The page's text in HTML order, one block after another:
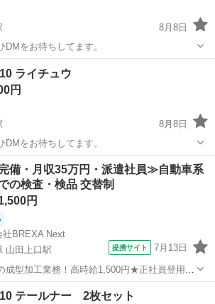
8月8日
をお待ちしてます。
カードゲーム
ライチュウ
円
8月8日
をお待ちしてます。
駅 カードゲーム ライチュウ
備・月収35万円・派遣社員≫自動車系
の検査・検品 交替制
円
社BREXA Next
山田上口駅
提携サイト 7月13日
成型加工業務！高時給1,500円★正社員登用制
備！マイカー通勤OK！無料駐車場あり！《三
その他
テールナー 2枚セット